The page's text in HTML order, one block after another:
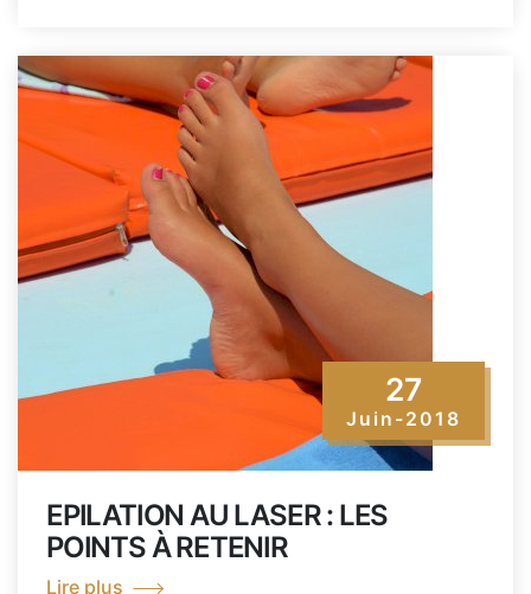
27
Juin-2018
EPILATION AU LASER : LES
POINTS À RETENIR
Lire plus